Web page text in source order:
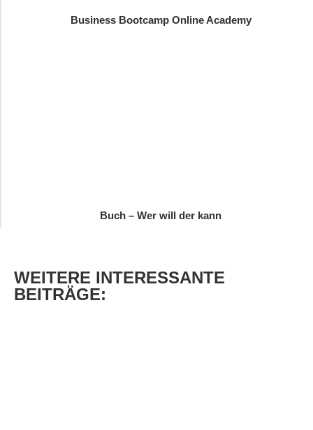
Business Bootcamp Online Academy
Buch – Wer will der kann
WEITERE INTERESSANTE
BEITRÄGE: